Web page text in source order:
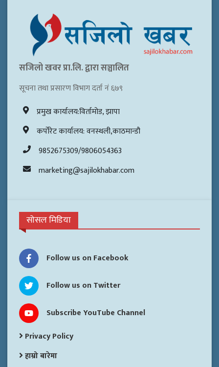
सजिलो खवर प्रा.लि. द्वारा सञ्चालित
सूचना तथा प्रसारण विभाग दर्ता नं ६७९
प्रमुख कार्यालय:विर्तामोड, झापा
कर्पोरेट कार्यालय: वनस्थली,काठमान्डौ
9852675309/9806054363
marketing@sajilokhabar.com
सोसल मिडिया
Follow us on Facebook
Follow us on Twitter
Subscribe YouTube Channel
Privacy Policy
हाम्रो बारेमा